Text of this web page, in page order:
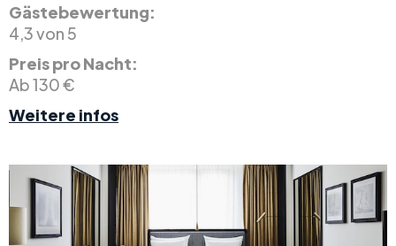
Gästebewertung:
4,3 von 5
Preis pro Nacht:
Ab 130 €
Weitere infos